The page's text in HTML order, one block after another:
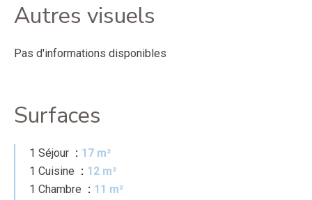
Autres visuels
Pas d'informations disponibles
Surfaces
1 Séjour
17 m²
1 Cuisine
12 m²
1 Chambre
11 m²